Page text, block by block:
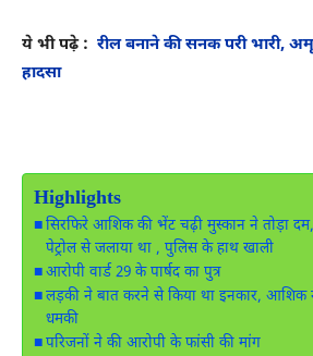
ये भी पढे़ : रील बनाने की सनक परी भारी,
हादसा
Highlights
सिरफिरे आशिक की भेंट चढ़ी मुस्कान ने तोड़ा दम,
पेट्रोल से जलाया था , पुलिस के हाथ खाली
आरोपी वार्ड 29 के पार्षद का पुत्र
लड़की ने बात करने से किया था इनकार, आशिक
धमकी
परिजनों ने की आरोपी के फांसी की मांग